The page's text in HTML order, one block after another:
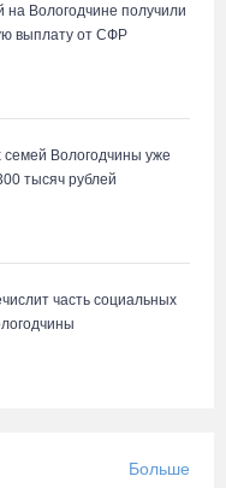
3000 рублей на
2,5 тыcячи операций
на Вологодчине получили
выплату от СФР
Вологодчины уже
тысяч рублей
часть социальных
Больше